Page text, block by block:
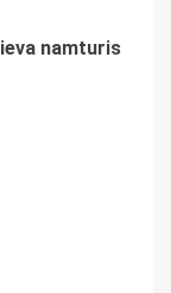
namturis